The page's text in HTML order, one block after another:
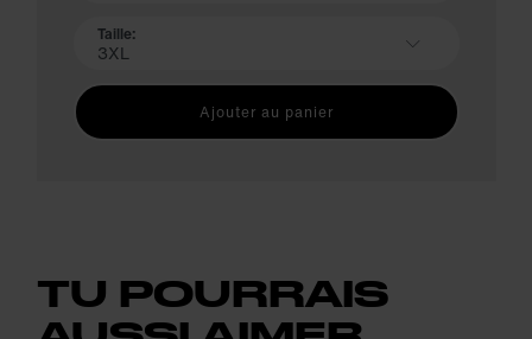
Taille:
3XL
Ajouter au panier
TU POURRAIS